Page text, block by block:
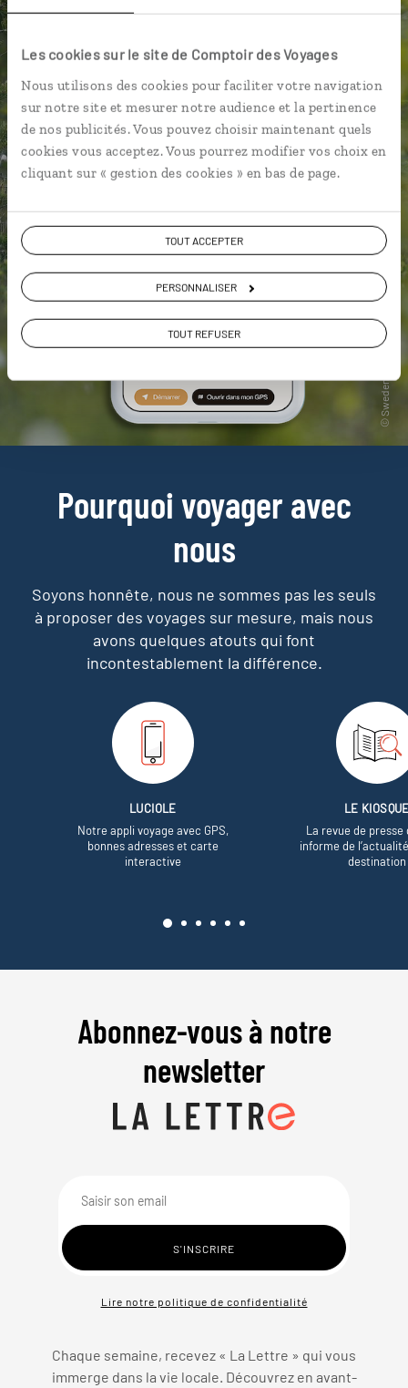
Les cookies sur le site de Comptoir des Voyages
Nous utilisons des cookies pour faciliter votre navigation
sur notre site et mesurer notre audience et la pertinence
de nos publicités. Vous pouvez choisir maintenant quels
cookies vous acceptez. Vous pourrez modifier vos choix en
cliquant sur « gestion des cookies » en bas de page.
TOUT ACCEPTER
PERSONNALISER
TOUT REFUSER
Pourquoi voyager avec
nous
Soyons honnête, nous ne sommes pas les seuls
à proposer des voyages sur mesure, mais nous
avons quelques atouts qui font
incontestablement la différence.
LUCIOLE
Notre appli voyage avec GPS,
bonnes adresses et carte
interactive
LE
La revue de presse
informe de
destination
Abonnez-vous à notre
newsletter
Lire notre politique de confidentialité
Chaque semaine, recevez « La Lettre » qui vous
immerge dans la vie locale. Découvrez en avant-